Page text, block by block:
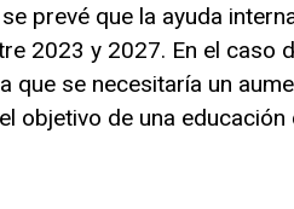
prevé que la ayuda
2023 y 2027. En el caso
que se necesitaría un
objetivo de una educación